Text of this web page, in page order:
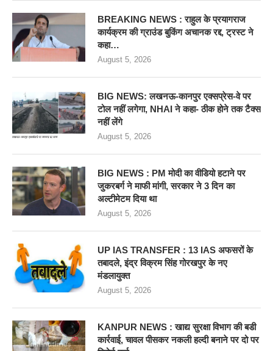
BREAKING NEWS : राहुल के प्रयागराज
कार्यक्रम की ग्राउंड बुकिंग अचानक रद्द, ट्रस्ट ने
कहा…
August 5, 2026
BIG NEWS: लखनऊ-कानपुर एक्सप्रेस-वे पर
टोल नहीं लगेगा, NHAI ने कहा- ठीक होने तक टैक्स
नहीं लेंगे
August 5, 2026
BIG NEWS : PM मोदी का वीडियो हटाने पर
जुकरबर्ग ने माफी मांगी, सरकार ने 3 दिन का
अल्टीमेटम दिया था
August 5, 2026
UP IAS TRANSFER : 13 IAS अफसरों के
तबादले, इंद्र विक्रम सिंह गोरखपुर के नए
मंडलायुक्त
August 5, 2026
KANPUR NEWS : खाद्य सुरक्षा विभाग की बडी
कार्रवाई, चावल पीसकर नकली हल्दी बनाने पर दो पर